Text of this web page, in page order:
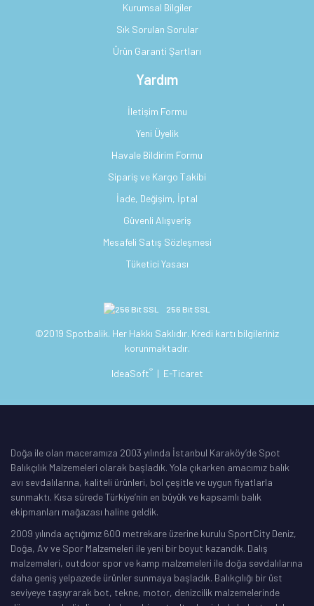
Kurumsal Bilgiler
Sık Sorulan Sorular
Ürün Garanti Şartları
Yardım
İletişim Formu
Yeni Üyelik
Havale Bildirim Formu
Sipariş ve Kargo Takibi
İade, Değişim, İptal
Güvenli Alışveriş
Mesafeli Satış Sözleşmesi
Tüketici Yasası
256 Bit SSL
©2019 Spotbalik. Her Hakkı Saklıdır. Kredi kartı bilgileriniz
korunmaktadır.
IdeaSoft® | E-Ticaret
Doğa ile olan maceramıza 2003 yılında İstanbul Karaköy’de Spot
Balıkçılık Malzemeleri olarak başladık. Yola çıkarken amacımız balık
avı sevdalılarına, kaliteli ürünleri, bol çeşitle ve uygun fiyatlarla
sunmaktı. Kısa sürede Türkiye’nin en büyük ve kapsamlı balık
ekipmanları mağazası haline geldik.
2009 yılında açtığımız 600 metrekare üzerine kurulu SportCity Deniz,
Doğa, Av ve Spor Malzemeleri ile yeni bir boyut kazandık. Dalış
malzemeleri, outdoor spor ve kamp malzemeleri ile doğa sevdalılarına
daha geniş yelpazede ürünler sunmaya başladık. Balıkçılığı bir üst
seviyeye taşıyrarak bot, tekne, motor, denizcilik malzemelerinde